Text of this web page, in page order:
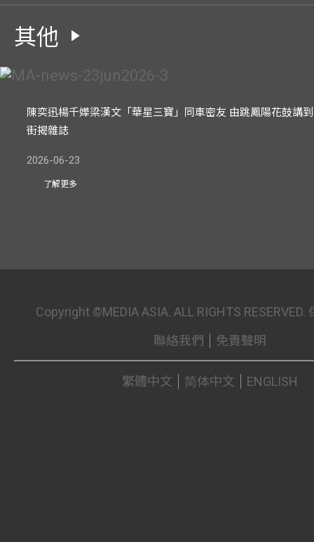
其他
陳奕迅楊千嬅梁漢文「華星三寶」同車密友 由跳鳳陽花鼓講
街揭雜誌
2026-06-23
了解更多
Copyright ©MEDIA ASIA. ALL RIGHTS
聯絡我們
免責聲明
繁體中文 简体中文 ENGLISH